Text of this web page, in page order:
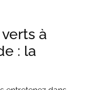
à
: la